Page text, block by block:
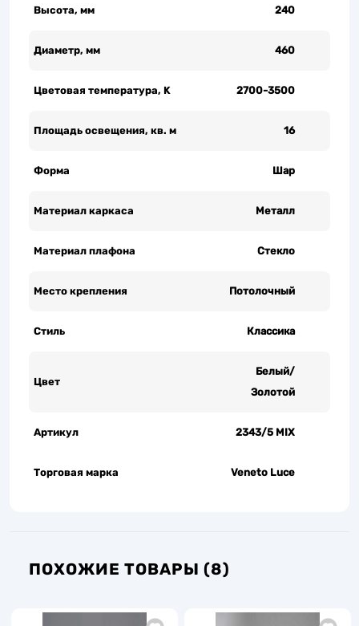
Высота, мм 240
Диаметр, мм 460
Цветовая температура, K 2700-3500
Площадь освещения, кв. м 16
Форма Шар
Материал каркаса Металл
Материал плафона Стекло
Место крепления Потолочный
Стиль Классика
Цвет
Белый/
Золотой
Артикул 2343/5 MIX
Торговая марка Veneto Luce
ПОХОЖИЕ ТОВАРЫ (8)